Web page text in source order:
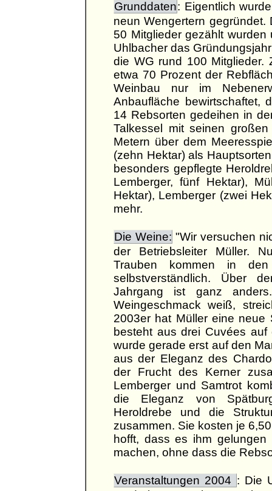
Grunddaten: Eigentlich
neun Wengertern
50 Mitglieder gezählt
Uhlbacher das
die WG rund 100 Mitglieder.
etwa 70 Prozent der
Weinbau nur im
Anbaufläche bewirtschaftet,
14 Rebsorten gedeihen in
Talkessel mit seinen
Metern über dem
(zehn Hektar) als
besonders gepflegte
Lemberger, fünf Hektar),
Hektar), Lemberger (zwei
mehr.
Die Weine: "Wir versuchen
der Betriebsleiter Müller.
Trauben kommen in
selbstverständlich. Über
Jahrgang ist ganz
Weingeschmack weiß,
2003er hat Müller eine neue
besteht aus drei Cuvées
wurde gerade erst auf den
aus der Eleganz des
der Frucht des Kerner
Lemberger und Samtrot
die Eleganz von
Heroldrebe und die
zusammen. Sie kosten je
hofft, dass es ihm
machen, ohne dass die
Veranstaltungen 2004 : Die